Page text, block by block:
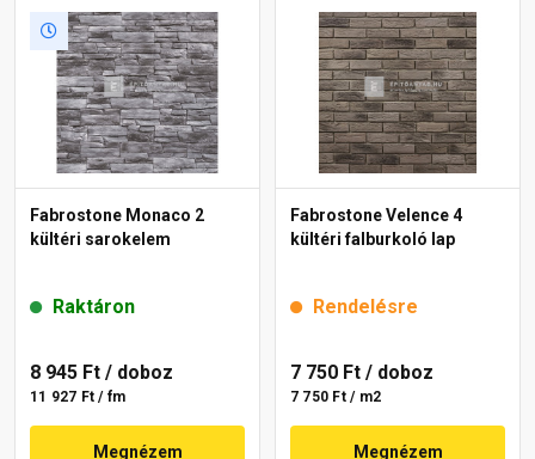
Fabrostone Monaco 2
kültéri sarokelem
Raktáron
8 945 Ft / doboz
11 927 Ft / fm
Megnézem
Fabrostone Velence 4
kültéri falburkoló lap
Rendelésre
7 750 Ft / doboz
7 750 Ft / m2
Megnézem